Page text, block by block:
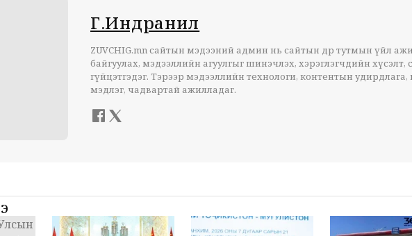
Г.Индранил
ZUVCHIG.mn сайтын мэдээний админ нь сайтын өдөр тутмын үйл
байгуулах, мэдээллийн агуулгыг шинэчлэх, хэрэглэгчдийн хүсэлт,
гүйцэтгэдэг. Тэрээр мэдээллийн технологи, контентын удирдлага,
мэдлэг, чадвартай ажилладаг.